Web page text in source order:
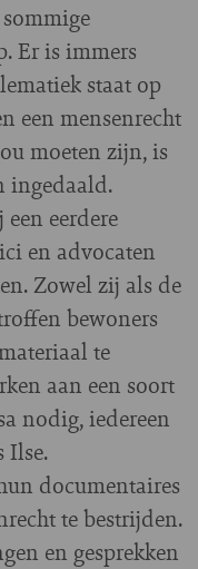
Er is immers
staat op
een mensenrecht
moeten zijn, is
ingedaald.
eerdere
en advocaten
Zowel zij als de
bewoners
te
aan een soort
nodig, iedereen
Ilse.
documentaires
te bestrijden.
en gesprekken